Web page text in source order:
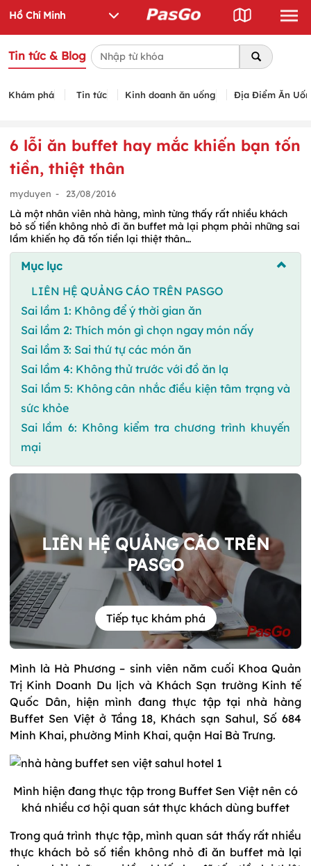
Tin tức & Blog
Khám phá Tin tức Kinh doanh ăn uống Địa Điểm Ăn
6 lỗi ăn buffet hay mắc khiến bạn tốn
tiền, thiệt thân
myduyen - 23/08/2016
Là một nhân viên nhà hàng, mình từng thấy rất nhiều khách
bỏ số tiền không nhỏ đi ăn buffet mà lại phạm phải những sai
lầm khiến họ đã tốn tiền lại thiệt thân…
Mục lục
LIÊN HỆ QUẢNG CÁO TRÊN PASGO
Sai lầm 1: Không để ý thời gian ăn
Sai lầm 2: Thích món gì chọn ngay món nấy
Sai lầm 3: Sai thứ tự các món ăn
Sai lầm 4: Không thử trước với đồ ăn lạ
Sai lầm 5: Không cân nhắc điều kiện tâm trạng và
sức khỏe
Sai lầm 6: Không kiểm tra chương trình khuyến
mại
LIÊN HỆ QUẢNG CÁO TRÊN
PASGO
Tiếp tục khám phá
Mình là Hà Phương – sinh viên năm cuối Khoa Quản
Trị Kinh Doanh Du lịch và Khách Sạn trường Kinh tế
Quốc Dân, hiện mình đang thực tập tại nhà hàng
Buffet Sen Việt ở Tầng 18, Khách sạn Sahul, Số 684
Minh Khai, phường Minh Khai, quận Hai Bà Trưng.
Mình hiện đang thực tập trong Buffet Sen Việt nên có
khá nhiều cơ hội quan sát thực khách dùng buffet
Trong quá trình thực tập, mình quan sát thấy rất nhiều
thực khách bỏ số tiền không nhỏ đi ăn buffet mà lại